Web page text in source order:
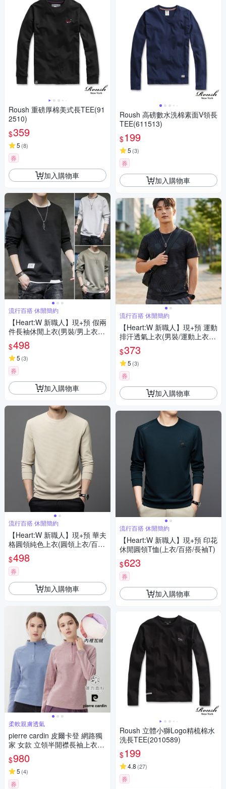
Roush 重磅厚棉美式長TEE(91
2510)
$359
5 (8)
券
加入購物車
流行百搭 休閒簡約
【Heart:W 新職人】現+預 假兩
件長袖休閒上衣(男裝/男上衣/
百搭/圓領T恤)
$498
5 (3)
券
加入購物車
流行百搭 休閒簡約
【Heart:W 新職人】現+預 華夫
格圓領純色上衣(圓領上衣/百
搭/長袖T)
$498
券
加入購物車
柔軟親膚透氣
pierre cardin 皮爾卡登 網路獨
家 女款 立領半開襟長袖上衣
(多色任選)
$980
5 (4)
券
Roush 高磅數水洗棉素面V領長
TEE(611513)
$199
5 (3)
券
加入購物車
流行百搭 休閒簡約
【Heart:W 新職人】現+預 運動
排汗透氣上衣(男裝/運動上衣/
排汗衫/百搭/T恤)
$373
5 (3)
券
加入購物車
流行百搭 休閒簡約
【Heart:W 新職人】現+預 印花
休閒圓領T恤(上衣/百搭/長袖T)
$623
券
加入購物車
Roush 立體小獅Logo精梳棉水
洗長TEE(2010589)
$199
4.8 (27)
券